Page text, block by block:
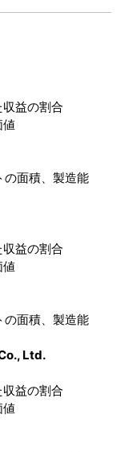
益の割合
の面積、製造能
益の割合
の面積、製造能
Ltd.
益の割合